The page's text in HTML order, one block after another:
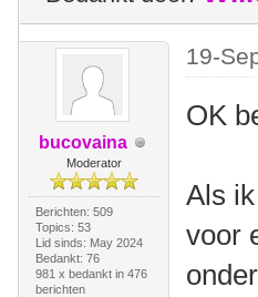
bucovaina
Moderator
Berichten: 509
Topics: 53
Lid sinds: May 2024
Bedankt: 76
981 x bedankt in 476
berichten
19-
OK
Als
voor